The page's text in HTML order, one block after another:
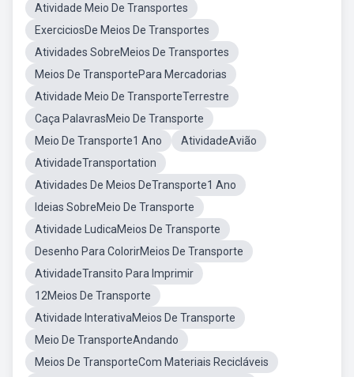
Atividade Meio De Transportes
ExerciciosDe Meios De Transportes
Atividades SobreMeios De Transportes
Meios De TransportePara Mercadorias
Atividade Meio De TransporteTerrestre
Caça PalavrasMeio De Transporte
Meio De Transporte1 Ano
AtividadeAvião
AtividadeTransportation
Atividades De Meios DeTransporte1 Ano
Ideias SobreMeio De Transporte
Atividade LudicaMeios De Transporte
Desenho Para ColorirMeios De Transporte
AtividadeTransito Para Imprimir
12Meios De Transporte
Atividade InterativaMeios De Transporte
Meio De TransporteAndando
Meios De TransporteCom Materiais Recicláveis